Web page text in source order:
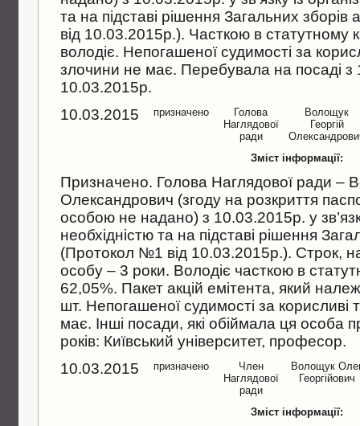
та на пiдставi рiшення Загальних
вiд 10.03.2015р.). Часткою в статутному
володiє. Непогашеної судимостi за
злочини не має. Перебувала на посадi з
10.03.2015р.
10.03.2015
призначено
Голова
Наглядової
ради
Волощук
Георгiй
Зміст інформації:
Призначено. Голова Наглядової ради –
Олександрович (згоду на розкриття
особою не надано) з 10.03.2015р. у
необхiднiстю та на пiдставi рiшення
(Протокол №1 вiд 10.03.2015р.). Строк,
особу – 3 роки. Володiє часткою в
62,05%. Пакет акцiй емiтента, який
шт. Непогашеної судимостi за корисливi
має. Iншi посади, якi обiймала ця особа
рокiв: Київський унiверситет, професор.
10.03.2015
призначено
Член
Наглядової
ради
Волощук
Георгiйович
Зміст інформації: